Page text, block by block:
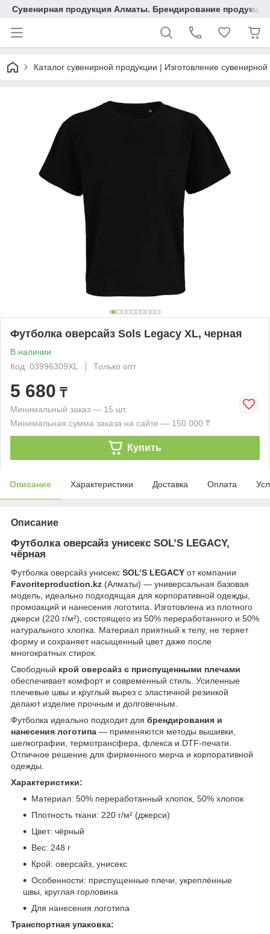
Сувенирная продукция Алматы. Брендирование
Каталог сувенирной продукции | Изготовление
Футболка оверсайз Sols Legacy XL, черная
В наличии
Код: 03996309XL
Только опт
5 680 ₸
Минимальный заказ — 15 шт.
Минимальная сумма заказа на сайте — 150 000 ₸
Купить
Описание Характеристики Доставка Оплата
Описание
Футболка оверсайз унисекс SOL’S LEGACY,
чёрная
Футболка оверсайз унисекс SOL’S LEGACY от компании
Favoriteproduction.kz (Алматы) — универсальная базовая
модель, идеально подходящая для корпоративной одежды,
промоакций и нанесения логотипа. Изготовлена из плотного
джерси (220 г/м²), состоящего из 50% переработанного и 50%
натурального хлопка. Материал приятный к телу, не теряет
форму и сохраняет насыщенный цвет даже после
многократных стирок.
Свободный крой оверсайз с приспущенными плечами
обеспечивает комфорт и современный стиль. Усиленные
плечевые швы и круглый вырез с эластичной резинкой
делают изделие прочным и долговечным.
Футболка идеально подходит для брендирования и
нанесения логотипа — применяются методы вышивки,
шелкографии, термотрансфера, флекса и DTF-печати.
Отличное решение для фирменного мерча и корпоративной
одежды.
Характеристики:
Материал: 50% переработанный хлопок, 50% хлопок
Плотность ткани: 220 г/м² (джерси)
Цвет: чёрный
Вес: 248 г
Крой: оверсайз, унисекс
Особенности: приспущенные плечи, укреплённые
швы, круглая горловина
Для нанесения логотипа
Транспортная упаковка: